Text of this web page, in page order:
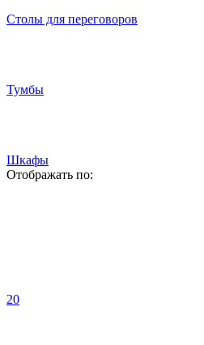
Столы для переговоров
Тумбы
Шкафы
Отображать по:
20